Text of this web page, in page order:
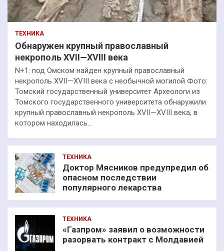
ТЕХНИКА
Обнаружен крупный православный
некрополь XVII—XVIII века
N+1: под Омском найден крупный православный
некрополь XVII—XVIII века с необычной могилой Фото:
Томский государственный университет Археологи из
Томского государственного университета обнаружили
крупный православный некрополь XVII—XVIII века, в
котором находилась…
ТЕХНИКА
Доктор Мясников предупредил об
опасном последствии
популярного лекарства
ТЕХНИКА
«Газпром» заявил о возможности
разорвать контракт с Молдавией